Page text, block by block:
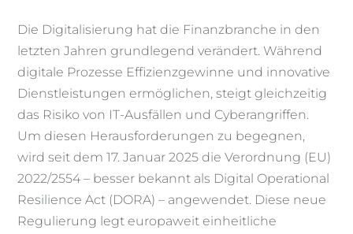
Die Digitalisierung hat die Finanzbranche in den
letzten Jahren grundlegend verändert. Während
digitale Prozesse Effizienzgewinne und innovative
Dienstleistungen ermöglichen, steigt gleichzeitig
das Risiko von IT-Ausfällen und Cyberangriffen.
Um diesen Herausforderungen zu begegnen,
wird seit dem 17. Januar 2025 die Verordnung (EU)
2022/2554 – besser bekannt als Digital Operational
Resilience Act (DORA) – angewendet. Diese neue
Regulierung legt europaweit einheitliche